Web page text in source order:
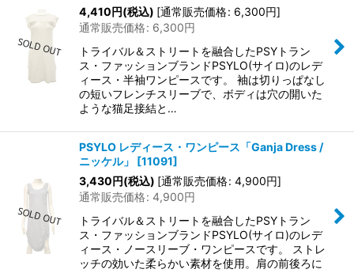
4,410円(税込) [通常販売価格: 6,300円]
通常販売価格: 6,300円
トライバル＆ストリートを融合したPSYトラン
ス・ファッションブランドPSYLO(サイロ)のレデ
ィース・半袖ワンピースです。 袖は切りっぱなし
の短いフレンチスリーブで、ボディは穴の開いた
ような猫足接結と…
PSYLO レディース・ワンピース「Ganja Dress /
ニッケル」
[11091]
3,430円(税込) [通常販売価格: 4,900円]
通常販売価格: 4,900円
トライバル＆ストリートを融合したPSYトラン
ス・ファッションブランドPSYLO(サイロ)のレデ
ィース・ノースリーブ・ワンピースです。 ストレ
ッチの効いた柔らかい素材を使用。肩の前後ろに